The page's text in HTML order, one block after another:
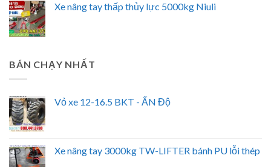
Xe nâng tay thấp thủy lực 5000kg Niuli
BÁN CHẠY NHẤT
Vỏ xe 12-16.5 BKT - ẤN Độ
Xe nâng tay 3000kg TW-LIFTER bánh PU lỗi thép